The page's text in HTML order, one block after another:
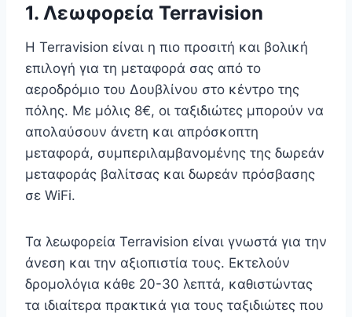
1. Λεωφορεία Terravision
Η Terravision είναι η πιο προσιτή και βολική
επιλογή για τη μεταφορά σας από το
αεροδρόμιο του Δουβλίνου στο κέντρο της
πόλης. Με μόλις 8€, οι ταξιδιώτες μπορούν να
απολαύσουν άνετη και απρόσκοπτη
μεταφορά, συμπεριλαμβανομένης της δωρεάν
μεταφοράς βαλίτσας και δωρεάν πρόσβασης
σε WiFi.
Τα λεωφορεία Terravision είναι γνωστά για την
άνεση και την αξιοπιστία τους. Εκτελούν
δρομολόγια κάθε 20-30 λεπτά, καθιστώντας
τα ιδιαίτερα πρακτικά για τους ταξιδιώτες που